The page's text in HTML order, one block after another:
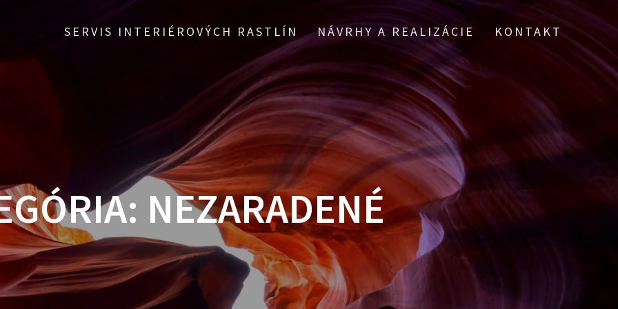
SERVIS INTERIÉROVÝCH RASTLÍN NÁVRHY A REALIZÁCIE KONTAKT
NEZARADENÉ